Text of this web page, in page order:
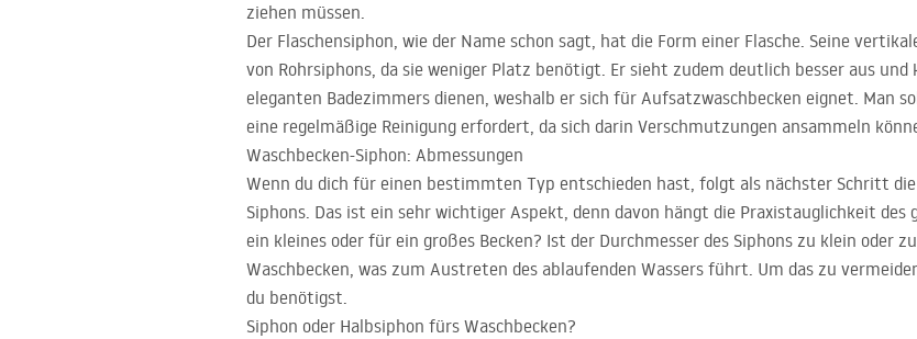
ziehen müssen.
Der Flaschensiphon, wie der Name schon sagt, hat die Form einer Flasche. Seine
von Rohr­siphons, da sie weniger Platz benötigt. Er sieht zudem deutlich besser aus und
eleganten Badezimmers dienen, weshalb er sich für Aufsatzwaschbecken eignet. Man
eine regelmäßige Reinigung erfordert, da sich darin Verschmutzungen ansammeln
Waschbecken-Siphon: Abmessungen
Wenn du dich für einen bestimmten Typ entschieden hast, folgt als nächster Schritt die
Siphons. Das ist ein sehr wichtiger Aspekt, denn davon hängt die Praxistauglichkeit des
ein kleines oder für ein großes Becken? Ist der Durchmesser des Siphons zu klein oder
Waschbecken, was zum Austreten des ablaufenden Wassers führt. Um das zu
du benötigst.
Siphon oder Halbsiphon fürs Waschbecken?